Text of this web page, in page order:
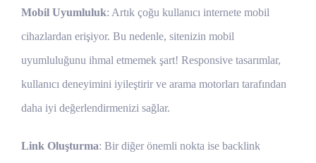
Mobil Uyumluluk: Artık çoğu kullanıcı internete mobil
cihazlardan erişiyor. Bu nedenle, sitenizin mobil
uyumluluğunu ihmal etmemek şart! Responsive tasarımlar,
kullanıcı deneyimini iyileştirir ve arama motorları tarafından
daha iyi değerlendirmenizi sağlar.
Link Oluşturma: Bir diğer önemli nokta ise backlink